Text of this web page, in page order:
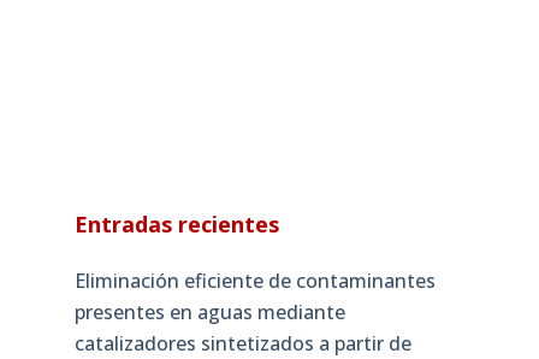
Entradas recientes
Eliminación eficiente de contaminantes
presentes en aguas mediante
catalizadores sintetizados a partir de